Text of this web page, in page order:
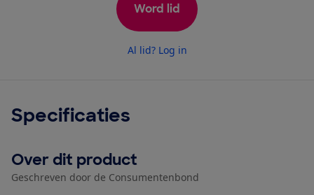
Word lid
Al lid? Log in
Specificaties
Over dit product
Geschreven door de Consumentenbond